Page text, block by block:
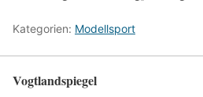
Kategorien: Modellsport
Vogtlandspiegel